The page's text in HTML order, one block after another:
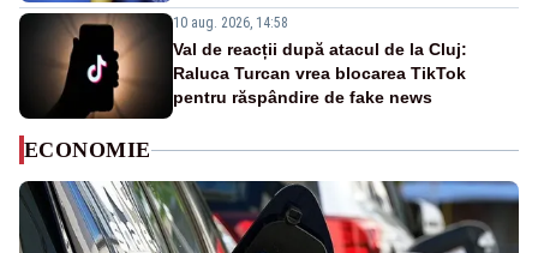
10 aug. 2026, 14:58
Val de reacții după atacul de la Cluj:
Raluca Turcan vrea blocarea TikTok
pentru răspândire de fake news
ECONOMIE